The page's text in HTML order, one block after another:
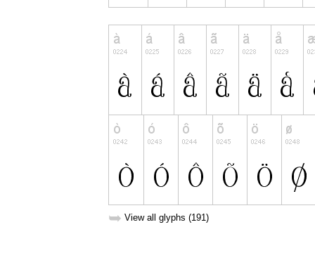
➥ View all glyphs (191)